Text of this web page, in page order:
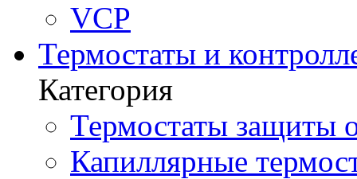
VCP
Термостаты и
Категория
Термостаты защиты
Капиллярные